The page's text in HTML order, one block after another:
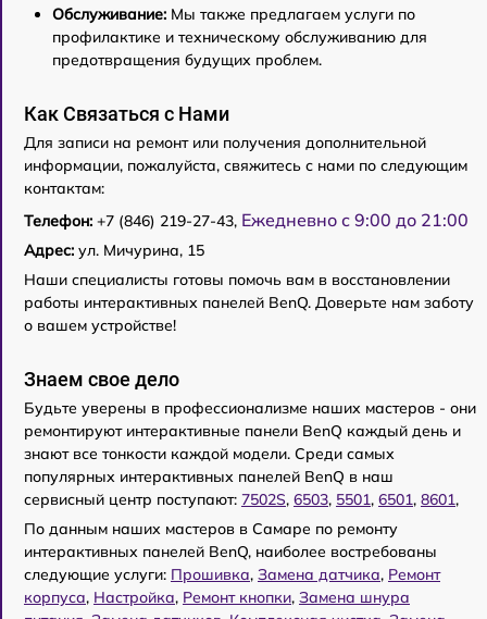
Обслуживание: Мы также предлагаем услуги по
профилактике и техническому обслуживанию для
предотвращения будущих проблем.
Как Связаться с Нами
Для записи на ремонт или получения дополнительной
информации, пожалуйста, свяжитесь с нами по следующим
контактам:
Телефон: +7 (846) 219-27-43, Ежедневно с 9:00 до 21:00
Адрес: ул. Мичурина, 15
Наши специалисты готовы помочь вам в восстановлении
работы интерактивных панелей BenQ. Доверьте нам заботу
о вашем устройстве!
Знаем свое дело
Будьте уверены в профессионализме наших мастеров - они
ремонтируют интерактивные панели BenQ каждый день и
знают все тонкости каждой модели. Среди самых
популярных интерактивных панелей BenQ в наш
сервисный центр поступают: 7502S, 6503, 5501, 6501, 8601,
По данным наших мастеров в Самаре по ремонту
интерактивных панелей BenQ, наиболее востребованы
следующие услуги: Прошивка, Замена датчика, Ремонт
корпуса, Настройка, Ремонт кнопки, Замена шнура